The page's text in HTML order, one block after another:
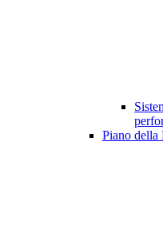
Piano della